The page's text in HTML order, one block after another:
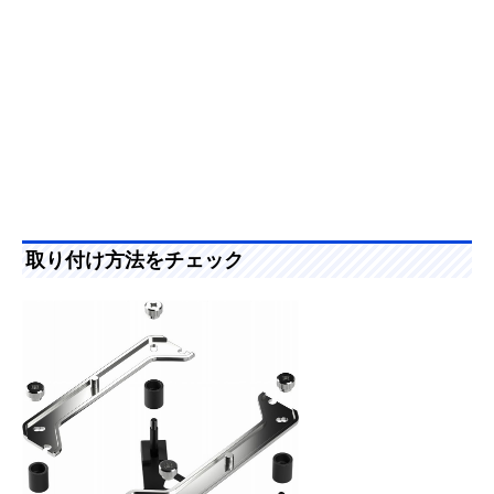
取り付け方法をチェック